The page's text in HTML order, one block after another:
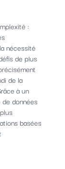
:
nécessité
de plus
de la
à un
données
basées